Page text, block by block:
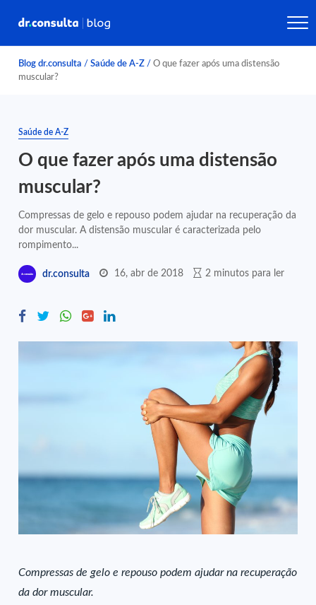
Blog dr.consulta / Saúde de A-Z / O que fazer após uma distensão
muscular?
Saúde de A-Z
O que fazer após uma distensão
muscular?
Compressas de gelo e repouso podem ajudar na recuperação da
dor muscular. A distensão muscular é caracterizada pelo
rompimento...
dr.consulta 16, abr de 2018 2 minutos para ler
Compressas de gelo e repouso podem ajudar na recuperação
da dor muscular.